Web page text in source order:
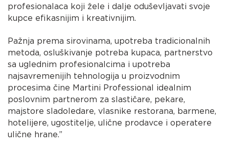
profesionalaca koji žele i dalje oduševljavati svoje
kupce efikasnijim i kreativnijim.
Pažnja prema sirovinama, upotreba tradicionalnih
metoda, osluškivanje potreba kupaca, partnerstvo
sa uglednim profesionalcima i upotreba
najsavremenijih tehnologija u proizvodnim
procesima čine Martini Professional idealnim
poslovnim partnerom za slastičare, pekare,
majstore sladoledare, vlasnike restorana, barmene,
hotelijere, ugostitelje, ulične prodavce i operatere
ulične hrane.”